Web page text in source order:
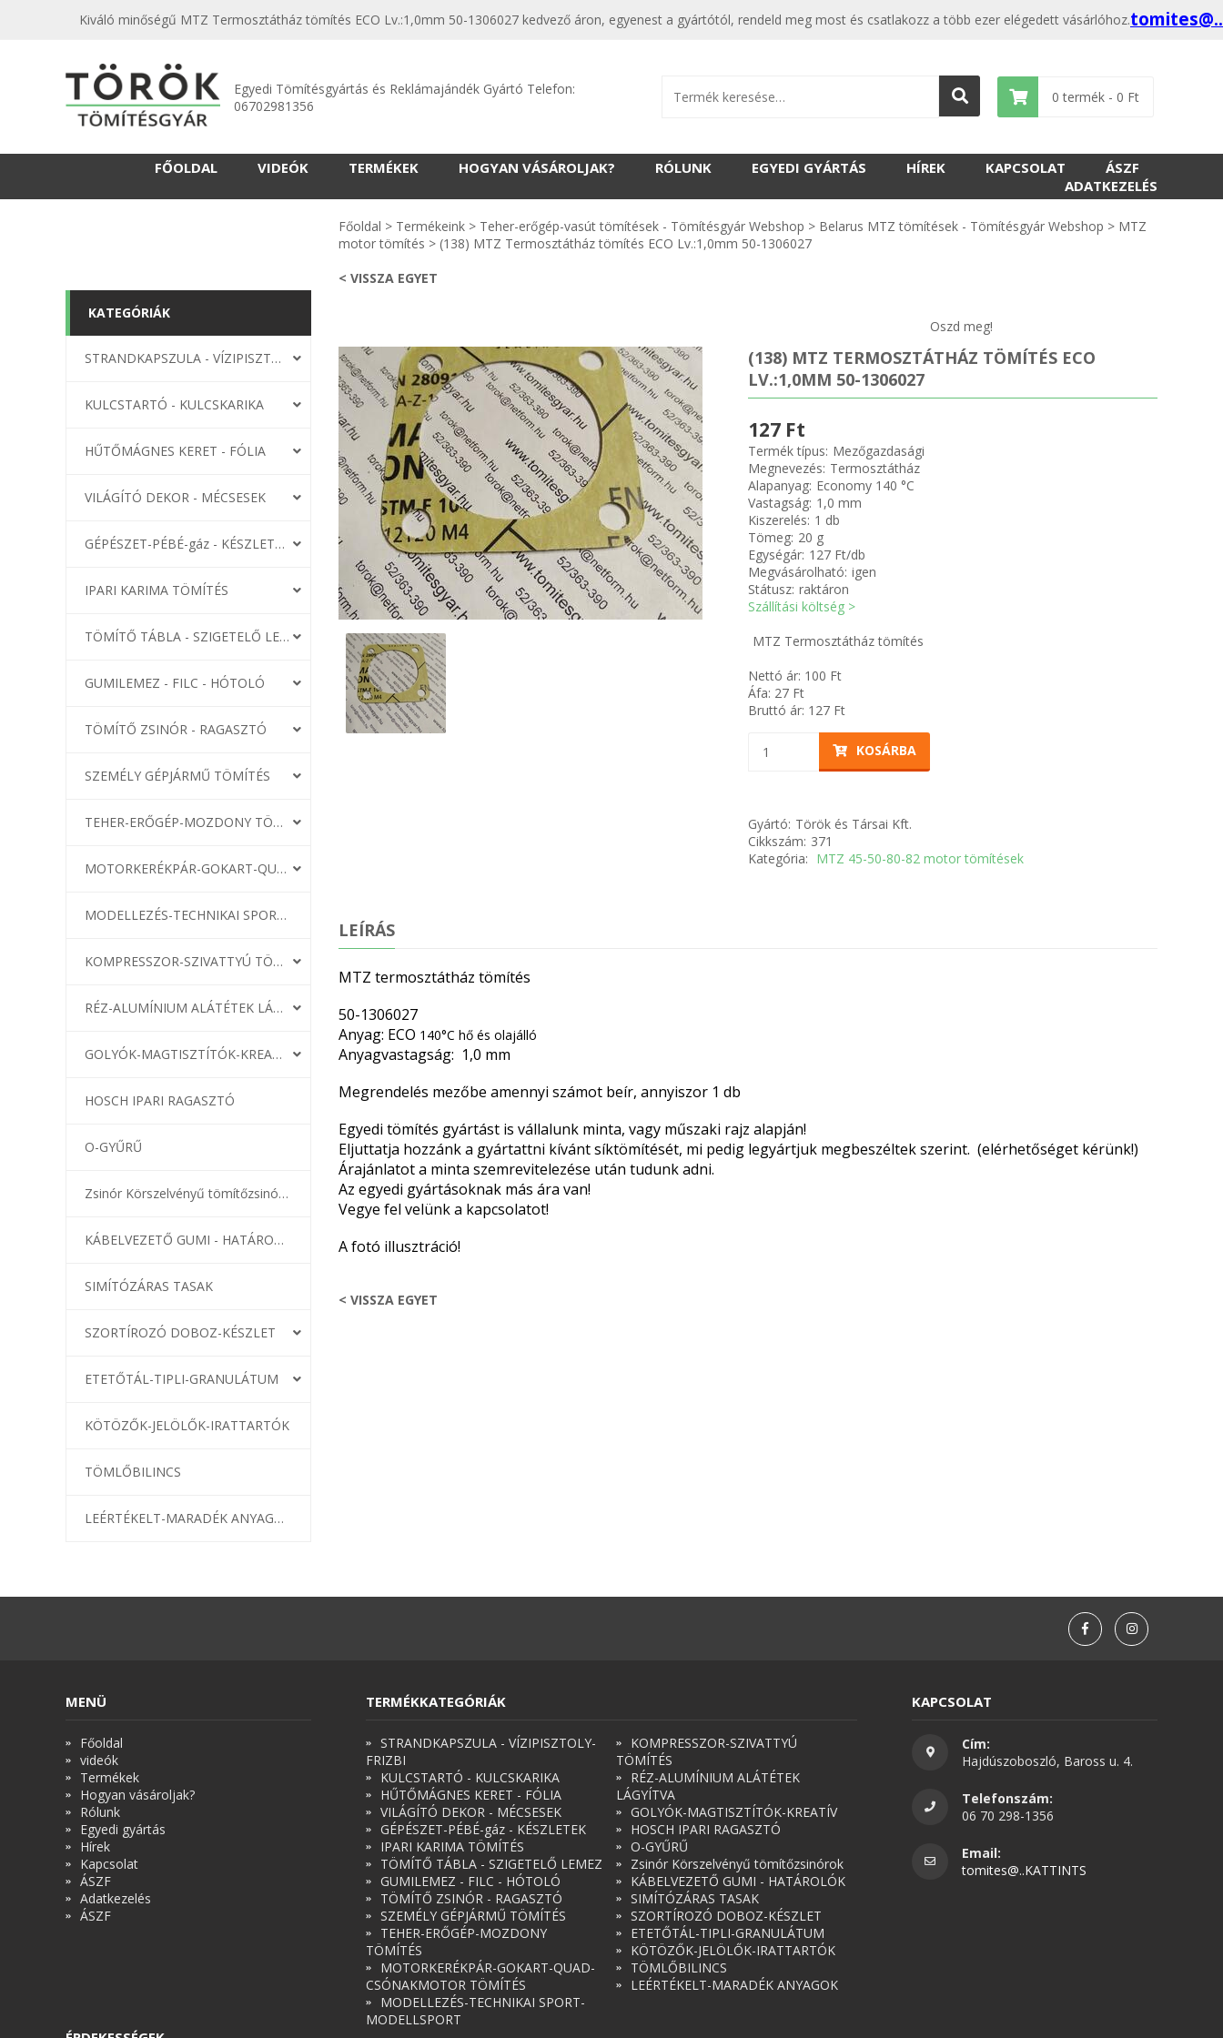
Kiváló minőségű MTZ Termosztátház tömítés ECO Lv.:1,0mm 50-1306027 kedvező áron, egyenest a gyártótól, rendeld meg most és csatlakozz a több ezer elégedett vásárlóhoz.
Egyedi Tömítésgyártás és Reklámajándék Gyártó Telefon:
06702981356
0 termék - 0 Ft
FŐOLDAL VIDEÓK TERMÉKEK HOGYAN VÁSÁROLJAK? RÓLUNK EGYEDI GYÁRTÁS HÍREK KAPCSOLAT
ÁSZF
ADATKEZELÉS
KATEGÓRIÁK
STRANDKAPSZULA - VÍZIPISZTOLY-FRIZBI
KULCSTARTÓ - KULCSKARIKA
HŰTŐMÁGNES KERET - FÓLIA
VILÁGÍTÓ DEKOR - MÉCSESEK
GÉPÉSZET-PÉBÉ-gáz - KÉSZLETEK
IPARI KARIMA TÖMÍTÉS
TÖMÍTŐ TÁBLA - SZIGETELŐ LEMEZ
GUMILEMEZ - FILC - HÓTOLÓ
TÖMÍTŐ ZSINÓR - RAGASZTÓ
SZEMÉLY GÉPJÁRMŰ TÖMÍTÉS
TEHER-ERŐGÉP-MOZDONY TÖMÍTÉS
MOTORKERÉKPÁR-GOKART-QUAD-CSÓNAKMOTOR TÖMÍTÉS
MODELLEZÉS-TECHNIKAI SPORT-MODELLSPORT
KOMPRESSZOR-SZIVATTYÚ TÖMÍTÉS
RÉZ-ALUMÍNIUM ALÁTÉTEK LÁGYÍTVA
GOLYÓK-MAGTISZTÍTÓK-KREATÍV
HOSCH IPARI RAGASZTÓ
O-GYŰRŰ
Zsinór Körszelvényű tömítőzsinórok
KÁBELVEZETŐ GUMI - HATÁROLÓK
SIMÍTÓZÁRAS TASAK
SZORTÍROZÓ DOBOZ-KÉSZLET
ETETŐTÁL-TIPLI-GRANULÁTUM
KÖTÖZŐK-JELÖLŐK-IRATTARTÓK
TÖMLŐBILINCS
LEÉRTÉKELT-MARADÉK ANYAGOK
Főoldal > Termékeink > Teher-erőgép-vasút tömítések - Tömítésgyár Webshop > Belarus MTZ tömítések - Tömítésgyár Webshop > MTZ
motor tömítés > (138) MTZ Termosztátház tömítés ECO Lv.:1,0mm 50-1306027
< VISSZA EGYET
Oszd meg!
(138) MTZ TERMOSZTÁTHÁZ TÖMÍTÉS ECO
LV.:1,0MM 50-1306027
127 Ft
Termék típus: Mezőgazdasági
Megnevezés: Termosztátház
Alapanyag: Economy 140 °C
Vastagság: 1,0 mm
Kiszerelés: 1 db
Tömeg: 20 g
Egységár: 127 Ft/db
Megvásárolható: igen
Státusz: raktáron
Szállítási költség >
MTZ Termosztátház tömítés
Nettó ár: 100 Ft
Áfa: 27 Ft
Bruttó ár: 127 Ft
KOSÁRBA
Gyártó: Török és Társai Kft.
Cikkszám: 371
Kategória: MTZ 45-50-80-82 motor tömítések
LEÍRÁS
MTZ termosztátház tömítés
50-1306027
Anyag: ECO 140°C hő és olajálló
Anyagvastagság: 1,0 mm
Megrendelés mezőbe amennyi számot beír, annyiszor 1 db
Egyedi tömítés gyártást is vállalunk minta, vagy műszaki rajz alapján!
Eljuttatja hozzánk a gyártattni kívánt síktömítését, mi pedig legyártjuk megbeszéltek szerint. (elérhetőséget kérünk!)
Árajánlatot a minta szemrevitelezése után tudunk adni.
Az egyedi gyártásoknak más ára van!
Vegye fel velünk a kapcsolatot!
A fotó illusztráció!
< VISSZA EGYET
MENÜ
Főoldal
videók
Termékek
Hogyan vásároljak?
Rólunk
Egyedi gyártás
Hírek
Kapcsolat
ÁSZF
Adatkezelés
ÁSZF
TERMÉKKATEGÓRIÁK
STRANDKAPSZULA - VÍZIPISZTOLY-
FRIZBI
KULCSTARTÓ - KULCSKARIKA
HŰTŐMÁGNES KERET - FÓLIA
VILÁGÍTÓ DEKOR - MÉCSESEK
GÉPÉSZET-PÉBÉ-gáz - KÉSZLETEK
IPARI KARIMA TÖMÍTÉS
TÖMÍTŐ TÁBLA - SZIGETELŐ LEMEZ
GUMILEMEZ - FILC - HÓTOLÓ
TÖMÍTŐ ZSINÓR - RAGASZTÓ
SZEMÉLY GÉPJÁRMŰ TÖMÍTÉS
TEHER-ERŐGÉP-MOZDONY
TÖMÍTÉS
MOTORKERÉKPÁR-GOKART-QUAD-
CSÓNAKMOTOR TÖMÍTÉS
MODELLEZÉS-TECHNIKAI SPORT-
MODELLSPORT
KOMPRESSZOR-SZIVATTYÚ
TÖMÍTÉS
RÉZ-ALUMÍNIUM ALÁTÉTEK
LÁGYÍTVA
GOLYÓK-MAGTISZTÍTÓK-KREATÍV
HOSCH IPARI RAGASZTÓ
O-GYŰRŰ
Zsinór Körszelvényű tömítőzsinórok
KÁBELVEZETŐ GUMI - HATÁROLÓK
SIMÍTÓZÁRAS TASAK
SZORTÍROZÓ DOBOZ-KÉSZLET
ETETŐTÁL-TIPLI-GRANULÁTUM
KÖTÖZŐK-JELÖLŐK-IRATTARTÓK
TÖMLŐBILINCS
LEÉRTÉKELT-MARADÉK ANYAGOK
KAPCSOLAT
Cím:
Hajdúszoboszló, Baross u. 4.
Telefonszám:
06 70 298-1356
Email:
tomites@..KATTINTS